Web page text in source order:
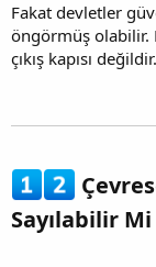
Fakat devletler
öngörmüş olabilir.
çıkış kapısı değildir.
Sayılabilir Mi